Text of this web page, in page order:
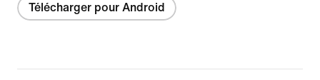
Télécharger pour Android